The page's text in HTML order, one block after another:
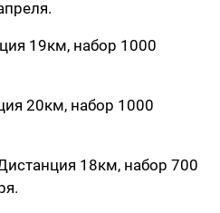
19км, набор 1000
20км, набор 1000
18км, набор 700